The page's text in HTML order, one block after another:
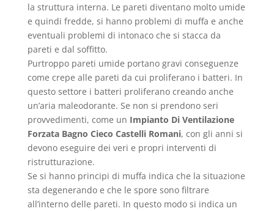
la struttura interna. Le pareti diventano molto umide
e quindi fredde, si hanno problemi di muffa e anche
eventuali problemi di intonaco che si stacca da
pareti e dal soffitto.
Purtroppo pareti umide portano gravi conseguenze
come crepe alle pareti da cui proliferano i batteri. In
questo settore i batteri proliferano creando anche
un’aria maleodorante. Se non si prendono seri
provvedimenti, come un Impianto Di Ventilazione
Forzata Bagno Cieco Castelli Romani, con gli anni si
devono eseguire dei veri e propri interventi di
ristrutturazione.
Se si hanno principi di muffa indica che la situazione
sta degenerando e che le spore sono filtrare
all’interno delle pareti. In questo modo si indica un